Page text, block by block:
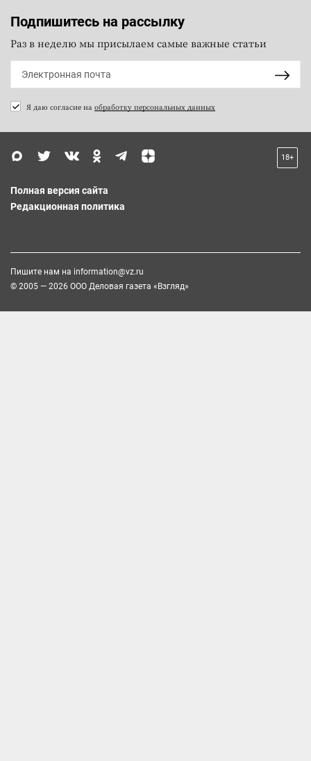
Подпишитесь на рассылку
Раз в неделю мы присылаем самые важные статьи
Я даю согласие на обработку персональных данных
18+
Полная версия сайта
Редакционная политика
Пишите нам на information@vz.ru
© 2005 — 2026 ООО Деловая газета «Взгляд»